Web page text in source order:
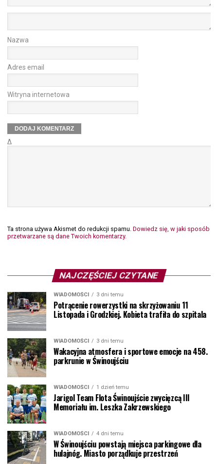
Nazwa
Adres email
Witryna internetowa
Δ
Ta strona używa Akismet do redukcji spamu. Dowiedz się, w jaki sposób
przetwarzane są dane Twoich komentarzy.
NAJCZĘŚCIEJ CZYTANE
WIADOMOŚCI 3 dni temu
Potrącenie rowerzystki na skrzyżowaniu 11
Listopada i Grodzkiej. Kobieta trafiła do szpitala
WIADOMOŚCI 3 dni temu
Wakacyjna atmosfera i sportowe emocje na 458.
parkrunie w Świnoujściu
WIADOMOŚCI 1 dzień temu
Jarigol Team Flota Świnoujście zwycięzcą III
Memoriału im. Leszka Zakrzewskiego
WIADOMOŚCI 4 dni temu
W Świnoujściu powstają miejsca parkingowe dla
hulajnóg. Miasto porządkuje przestrzeń